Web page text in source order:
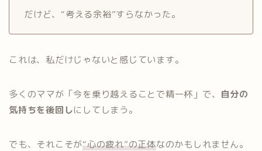
だけど、“考える余裕”すらなかった。
これは、私だけじゃないと感じています。
多くのママが「今を乗り越えることで精一杯」で、 自分の
気持ちを後回しにしてしまう。
でも、それこそが“心の疲れ”の正体なのかもしれません。